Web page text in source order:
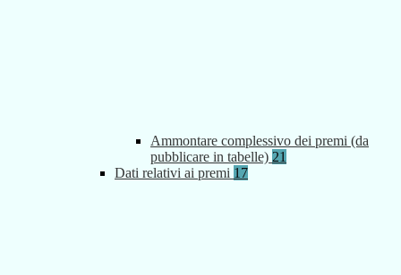
Ammontare complessivo dei premi (da
pubblicare in tabelle) 21
Dati relativi ai premi 17